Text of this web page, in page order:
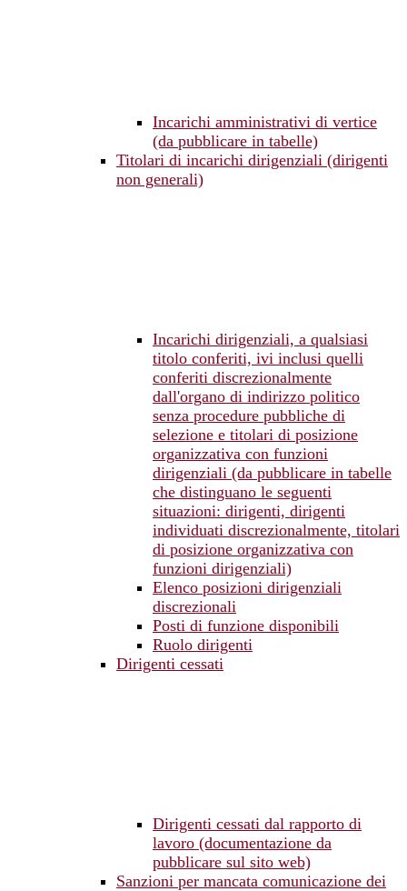
Incarichi amministrativi di vertice
(da pubblicare in tabelle)
Titolari di incarichi dirigenziali (dirigenti
non generali)
Incarichi dirigenziali, a qualsiasi
titolo conferiti, ivi inclusi quelli
conferiti discrezionalmente
dall'organo di indirizzo politico
senza procedure pubbliche di
selezione e titolari di posizione
organizzativa con funzioni
dirigenziali (da pubblicare in tabelle
che distinguano le seguenti
situazioni: dirigenti, dirigenti
individuati discrezionalmente, titolari
di posizione organizzativa con
funzioni dirigenziali)
Elenco posizioni dirigenziali
discrezionali
Posti di funzione disponibili
Ruolo dirigenti
Dirigenti cessati
Dirigenti cessati dal rapporto di
lavoro (documentazione da
pubblicare sul sito web)
Sanzioni per mancata comunicazione dei